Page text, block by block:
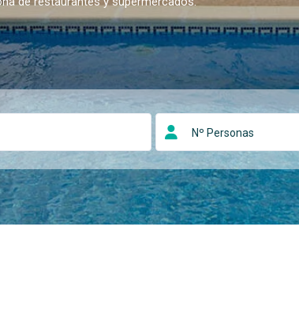
Nº Personas